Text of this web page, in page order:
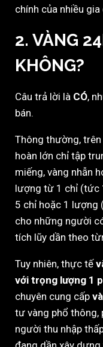
chính của nhiều gia
2. VÀNG
KHÔNG?
Câu trả lời là CÓ,
bán.
Thông thường,
hoàn lớn chỉ tập
miếng, vàng nhẫn
lượng từ 1 chỉ (tức
5 chỉ hoặc 1 lượng
cho những người
tích lũy dần theo
Tuy nhiên, thực tế
với trọng lượng 1
chuyên cung cấp
tư vàng phổ
người thu nhập